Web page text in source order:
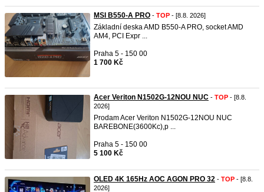
MSI B550-A PRO - TOP - [8.8. 2026]
Základní deska AMD B550-A PRO, socket AMD
AM4, PCI Expr ...
Praha 5 - 150 00
1 700 Kč
Acer Veriton N1502G-12NOU NUC - TOP - [8.8.
2026]
Prodam Acer Veriton N1502G-12NOU NUC
BAREBONE(3600Kc),p ...
Praha 5 - 150 00
5 100 Kč
OLED 4K 165Hz AOC AGON PRO 32 - TOP - [8.8.
2026]